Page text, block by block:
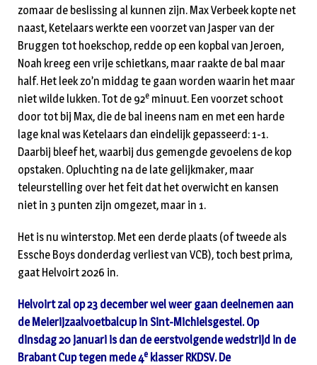
zomaar de beslissing al kunnen zijn. Max Verbeek kopte net
naast, Ketelaars werkte een voorzet van Jasper van der
Bruggen tot hoekschop, redde op een kopbal van Jeroen,
Noah kreeg een vrije schietkans, maar raakte de bal maar
half. Het leek zo’n middag te gaan worden waarin het maar
niet wilde lukken. Tot de 92e minuut. Een voorzet schoot
door tot bij Max, die de bal ineens nam en met een harde
lage knal was Ketelaars dan eindelijk gepasseerd: 1-1.
Daarbij bleef het, waarbij dus gemengde gevoelens de kop
opstaken. Opluchting na de late gelijkmaker, maar
teleurstelling over het feit dat het overwicht en kansen
niet in 3 punten zijn omgezet, maar in 1.
Het is nu winterstop. Met een derde plaats (of tweede als
Essche Boys donderdag verliest van VCB), toch best prima,
gaat Helvoirt 2026 in.
Helvoirt zal op 23 december wel weer gaan deelnemen aan
de Meierijzaalvoetbalcup in Sint-Michielsgestel. Op
dinsdag 20 januari is dan de eerstvolgende wedstrijd in de
Brabant Cup tegen mede 4e klasser RKDSV. De